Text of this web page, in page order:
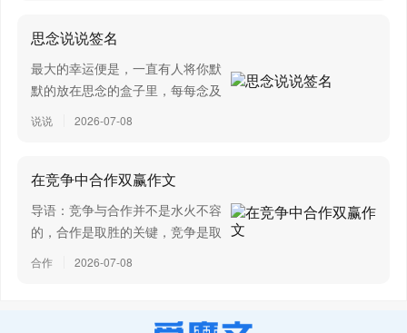
者为己，今之学者为人。君子之学也，以美其身；小人之
学也，以为禽犊。故不问而告谓之傲，问一而告二谓之
囋。傲、非也，囋、非也；君子如向矣。
矣。故曰：学莫便乎近其人。
学之经莫速乎好其人，隆礼次之。上不能好其人，下
不能隆礼，安特将学杂识志，顺诗书而已耳。则末世穷
着无限的可能，当自己觉得在选择
思念说说签名
最大的幸运便是，一直有人将你默
默的放在思念的盒子里，每每念及
你，都是满心的爱和信仰。下面这
思念是一季的花香，问候是牵挂的
说说 2026-07-08
在竞争中合作双赢作文
导语：竞争与合作并不是水火不容
的，合作是取胜的关键，竞争是取
胜的必要条件，只有两者相结合，
作双赢作文，希望能给你带来帮
合作 2026-07-08